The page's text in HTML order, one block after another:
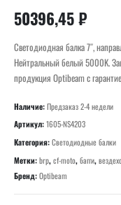
50396,45₽
Светодиодная балка 7″,
Нейтральный белый 5000K.
продукция Optibeam с
Наличие:Предзаказ 2-4 недели
Артикул:1605-NS4203
Категория:Светодиодные балки
Метки:brp,cf-moto,багги,
Бренд:Optibeam